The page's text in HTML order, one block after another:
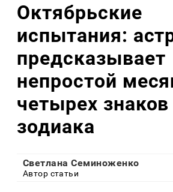
Октябрьские
испытания:
предсказывает
непростой
четырех знаков
зодиака
Светлана Семиноженко
Автор статьи